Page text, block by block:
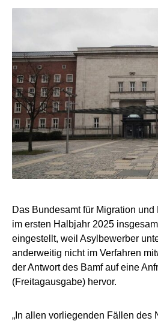
Das Bundesamt für Migration
im ersten Halbjahr 2025
eingestellt, weil Asylbewerber
anderweitig nicht im Verfahren
der Antwort des Bamf auf eine
(Freitagausgabe) hervor.
„In allen vorliegenden Fällen des